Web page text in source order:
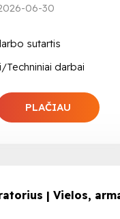
06-30
sutartis
Techniniai darbai
PLAČIAU
| Vielos,